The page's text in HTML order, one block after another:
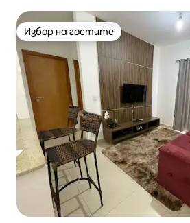
Избор на гостите
Избор на гостите